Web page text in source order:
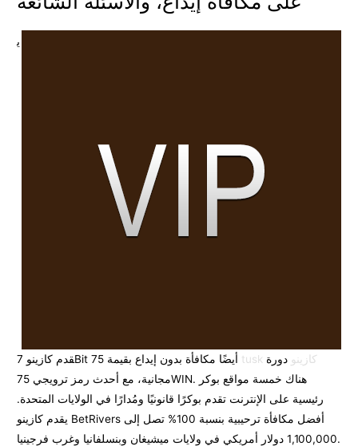
ي
tusk كازينو دورة
مجانية، مع أحدث رمز ترويجي 75WIN. هناك خمسة مواقع بوكر
رئيسية على الإنترنت تقدم بوكرًا قانونيًا ومُدارًا في الولايات المتحدة.
يقدم كازينو BetRivers أفضل مكافأة ترحيبية بنسبة 100% تصل إلى
1,100,000 دولار أمريكي في ولايات ميشيغان وبنسلفانيا وغرب فرجينيا.